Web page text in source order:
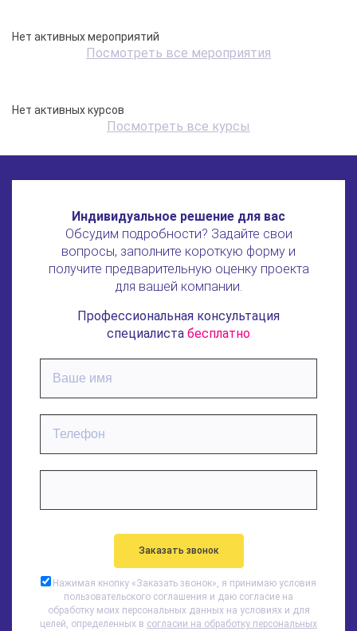
Нет активных мероприятий
Посмотреть все мероприятия
Нет активных курсов
Посмотреть все курсы
Индивидуальное решение для вас
Обсудим подробности? Задайте свои
вопросы, заполните короткую форму и
получите предварительную оценку проекта
для вашей компании.
Профессиональная консультация
специалиста бесплатно
Нажимая кнопку «Заказать звонок», я принимаю условия
пользовательского соглашения и даю согласие на
обработку моих персональных данных на условиях и для
целей, определенных в согласии на обработку персональных